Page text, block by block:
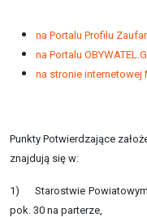
na Portalu Profilu
na Portalu
na stronie internetowej
Punkty Potwierdzające
znajdują się w:
1) Starostwie Powiatowym
pok. 30 na parterze,